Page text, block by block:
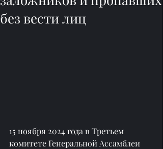
без вести лиц
15 ноября 2024 года в Третьем
комитете Генеральной Ассамблеи